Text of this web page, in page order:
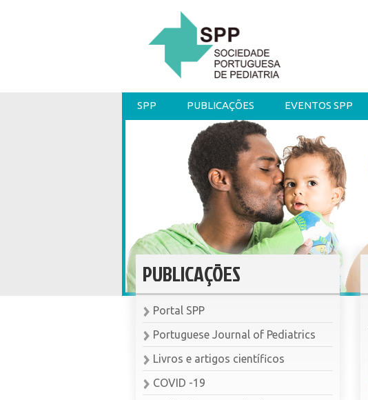
SPP PUBLICAÇÕES EVENTOS SPP
PUBLICAÇÕES
Portal SPP
Portuguese Journal of Pediatrics
Livros e artigos científicos
COVID -19